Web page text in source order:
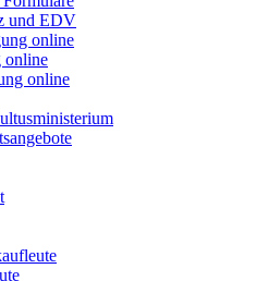
und EDV
online
online
online